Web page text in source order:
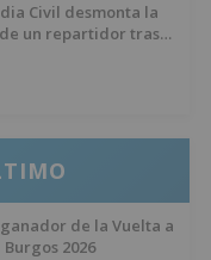
Civil desmonta la
un repartidor tras
de la Vuelta a
Burgos 2026